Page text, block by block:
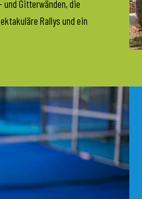
und Gitterwänden, die
Rallys und ein